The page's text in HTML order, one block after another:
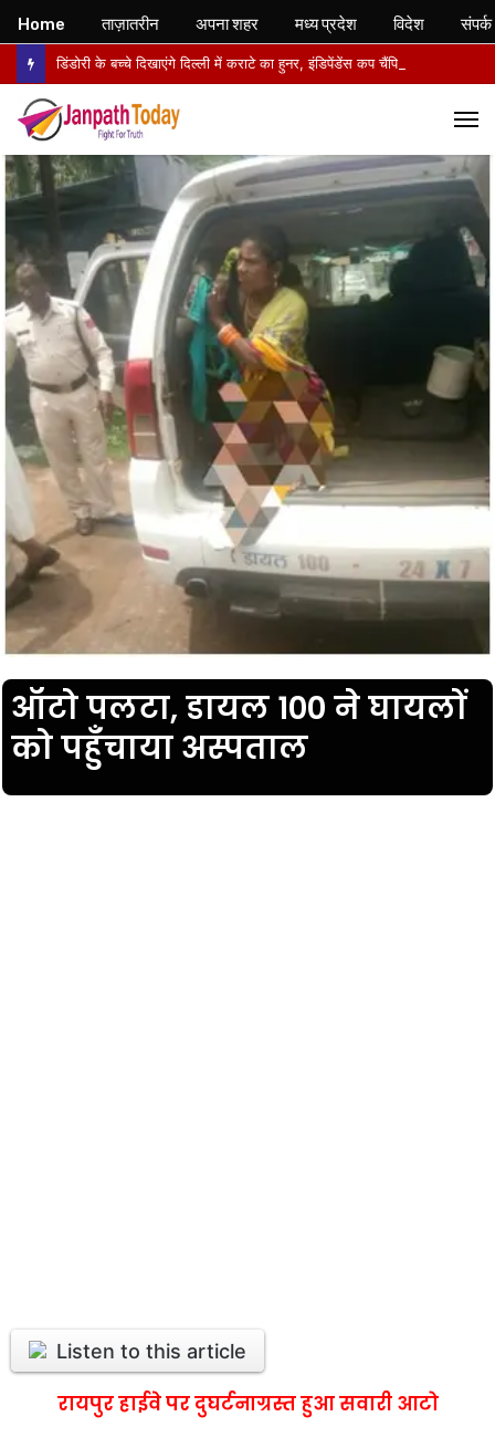
ऑटो पलटा, डायल 100 ने घायलों
को पहुँचाया अस्पताल
Listen to this article
रायपुर हाईवे पर दुघर्टनाग्रस्त हुआ सवारी आटो
Home ताज़ातरीन अपना शहर मध्य प्रदेश विदेश संपर्क